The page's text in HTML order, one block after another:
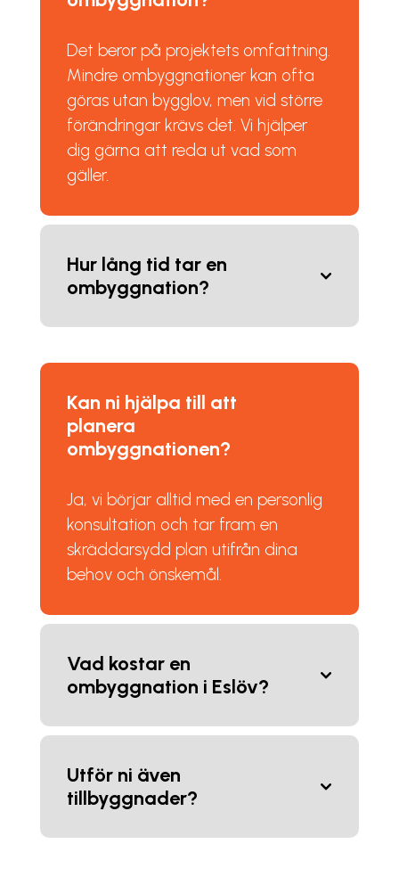
Det beror på projektets omfattning.
Mindre ombyggnationer kan ofta
göras utan bygglov, men vid större
förändringar krävs det. Vi hjälper
dig gärna att reda ut vad som
gäller.
Hur lång tid tar en
ombyggnation?
Kan ni hjälpa till att
planera
ombyggnationen?
Ja, vi börjar alltid med en personlig
konsultation och tar fram en
skräddarsydd plan utifrån dina
behov och önskemål.
Vad kostar en
ombyggnation i Eslöv?
Utför ni även
tillbyggnader?